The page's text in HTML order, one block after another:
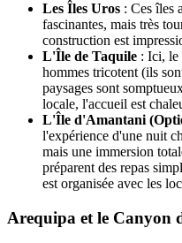
Les Îles Uros : Ces îles
fascinantes, mais très
construction est
L'Île de Taquile : Ici, le
hommes tricotent (ils
paysages sont
locale, l'accueil est
L'Île d'Amantani
l'expérience d'une nuit
mais une immersion
préparent des repas
est organisée avec les
Arequipa et le Canyon